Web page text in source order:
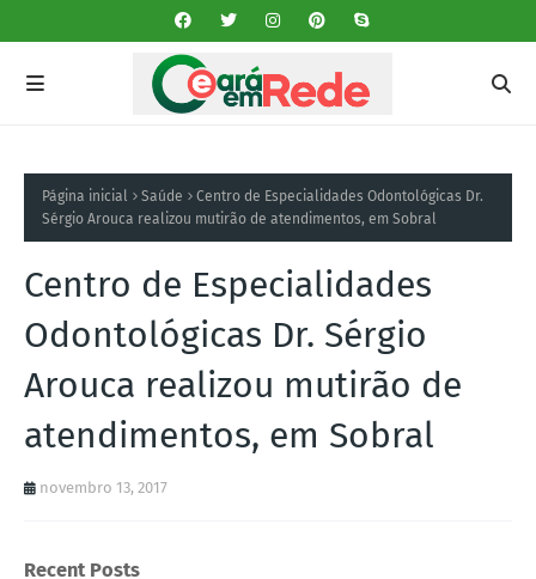
Página inicial Saúde
Centro de Especialidades Odontológicas Dr.
Sérgio Arouca realizou mutirão de atendimentos, em Sobral
Centro de Especialidades
Odontológicas Dr. Sérgio
Arouca realizou mutirão de
atendimentos, em Sobral
novembro 13, 2017
Recent Posts